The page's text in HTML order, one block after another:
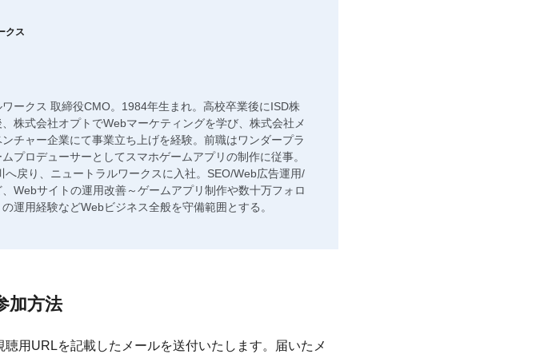
クス
ークス 取締役CMO。1984年生まれ。高校卒業後にISD株
株式会社オプトでWebマーケティングを学び、株式会社メ
チャー企業にて事業立ち上げを経験。前職はワンダープラ
プロデューサーとしてスマホゲームアプリの制作に従事。
へ戻り、ニュートラルワークスに入社。SEO/Web広告運用/
Webサイトの運用改善～ゲームアプリ制作や数十万フォロ
運用経験などWebビジネス全般を守備範囲とする。
加方法
用URLを記載したメールを送付いたします。届いたメ